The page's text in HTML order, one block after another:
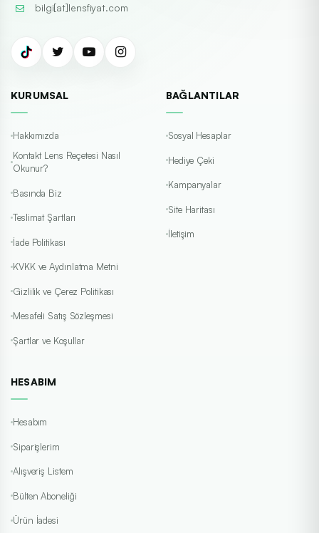
bilgi[at]lensfiyat.com
KURUMSAL
Hakkımızda
Kontakt Lens Reçetesi Nasıl
Okunur?
Basında Biz
Teslimat Şartları
İade Politikası
KVKK ve Aydınlatma Metni
Gizlilik ve Çerez Politikası
Mesafeli Satış Sözleşmesi
Şartlar ve Koşullar
BAĞLANTILAR
Sosyal Hesaplar
Hediye Çeki
Kampanyalar
Site Haritası
İletişim
HESABIM
Hesabım
Siparişlerim
Alışveriş Listem
Bülten Aboneliği
Ürün İadesi